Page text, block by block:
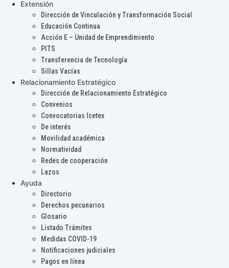
Extensión
Dirección de Vinculación y Transformación Social
Educación Continua
Acción E – Unidad de Emprendimiento
PITS
Transferencia de Tecnología
Sillas Vacías
Relacionamiento Estratégico
Dirección de Relacionamiento Estratégico
Convenios
Convocatorias Icetex
De interés
Movilidad académica
Normatividad
Redes de cooperación
Lazos
Ayuda
Directorio
Derechos pecunarios
Glosario
Listado Trámites
Medidas COVID-19
Notificaciones judiciales
Pagos en línea